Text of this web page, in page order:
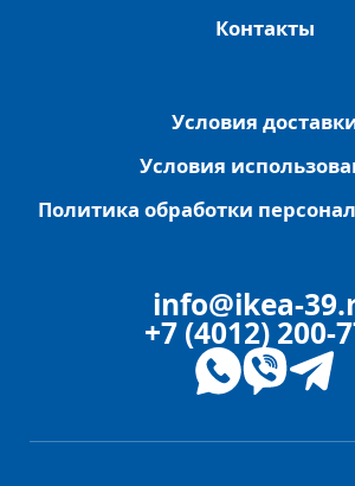
Контакты
Условия
Условия
Политика обработки
info@ikea-
+7 (4012) 200-